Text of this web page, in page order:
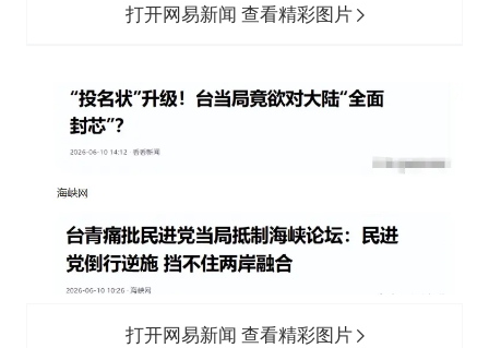
打开网易新闻 查看精彩图片
打开网易新闻 查看精彩图片